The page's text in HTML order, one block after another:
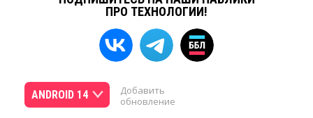
ПРО ТЕХНОЛОГИИ!
ANDROID 14
Добавить
обновление